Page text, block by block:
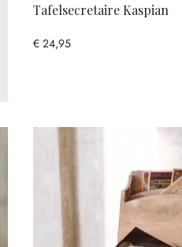
Tafelsecretaire Kaspian
€ 24,95